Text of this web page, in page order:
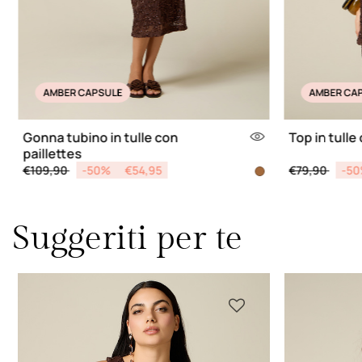
AMBER CAPSULE
Gonna tubino in tulle con
paillettes
Price reduced from
€109,90to -50% €54,95
AMBER
Top in
Price
€79,90to -
Suggeriti per te